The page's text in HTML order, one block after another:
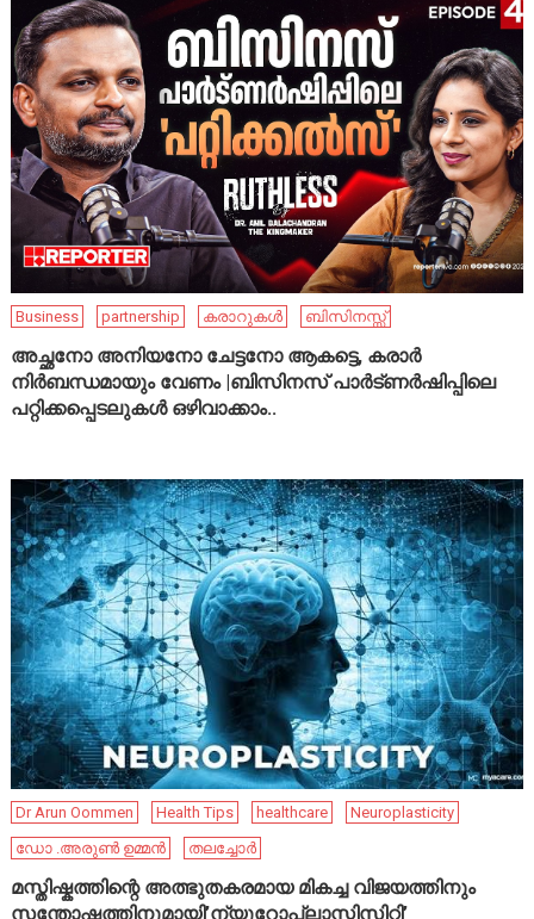
Business partnership കരാറുകൾ ബിസിനസ്സ്
അച്ഛനോ അനിയനോ ചേട്ടനോ ആകട്ടെ, കരാർ
നിർബന്ധമായും വേണം |ബിസിനസ് പാർട്ണർഷിപ്പിലെ
പറ്റിക്കപ്പെടലുകൾ ഒഴിവാക്കാം..
Dr Arun Oommen Health Tips healthcare
Neuroplasticity
ഡോ .അരുൺ ഉമ്മൻ
തലച്ചോർ
മസ്തിഷ്കത്തിന്റെ അത്ഭുതകരമായ മികച്ച വിജയത്തിനും
സന്തോഷത്തിനുമായി’ന്യൂറോപ്ലാസ്റ്റിസിറ്റി’